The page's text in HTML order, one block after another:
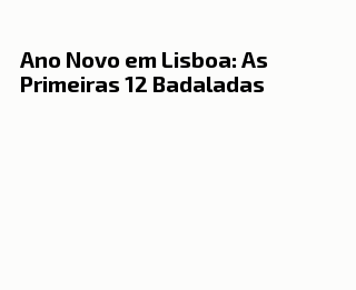
Ano Novo em Lisboa: As
Primeiras 12 Badaladas